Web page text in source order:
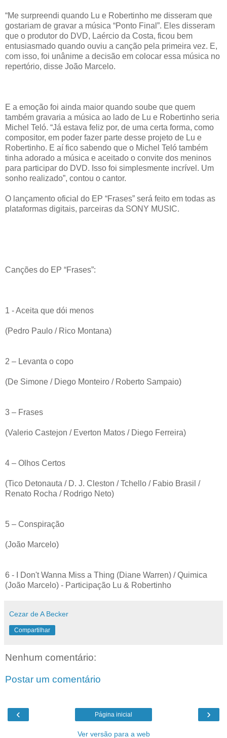
“Me surpreendi quando Lu e Robertinho me disseram que
gostariam de gravar a música “Ponto Final”. Eles disseram
que o produtor do DVD, Laércio da Costa, ficou bem
entusiasmado quando ouviu a canção pela primeira vez. E,
com isso, foi unânime a decisão em colocar essa música no
repertório, disse João Marcelo.
E a emoção foi ainda maior quando soube que quem
também gravaria a música ao lado de Lu e Robertinho seria
Michel Teló. “Já estava feliz por, de uma certa forma, como
compositor, em poder fazer parte desse projeto de Lu e
Robertinho. E aí fico sabendo que o Michel Teló também
tinha adorado a música e aceitado o convite dos meninos
para participar do DVD. Isso foi simplesmente incrível. Um
sonho realizado”, contou o cantor.
O lançamento oficial do EP “Frases” será feito em todas as
plataformas digitais, parceiras da SONY MUSIC.
Canções do EP “Frases”:
1 - Aceita que dói menos
(Pedro Paulo / Rico Montana)
2 – Levanta o copo
(De Simone / Diego Monteiro / Roberto Sampaio)
3 – Frases
(Valerio Castejon / Everton Matos / Diego Ferreira)
4 – Olhos Certos
(Tico Detonauta / D. J. Cleston / Tchello / Fabio Brasil /
Renato Rocha / Rodrigo Neto)
5 – Conspiração
(João Marcelo)
6 - I Don't Wanna Miss a Thing (Diane Warren) / Quimica
(João Marcelo) - Participação Lu & Robertinho
Cezar de A Becker
Compartilhar
Nenhum comentário:
Postar um comentário
‹ ›
Página inicial
Ver versão para a web